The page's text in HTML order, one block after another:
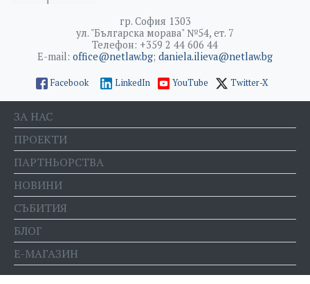
гр. София 1303
ул. "Българска морава" №54, ет. 7
Телефон: +359 2 44 606 44
E-mail: office@netlaw.bg; daniela.ilieva@netlaw.bg
Facebook LinkedIn YouTube Twitter-X
ЗА НАС
ПРОЕКТИ
ПАРТНЬОРСТВА
НОВИНИ
СЪБИТИЯ
БЛОГ
Е-МАГАЗИН